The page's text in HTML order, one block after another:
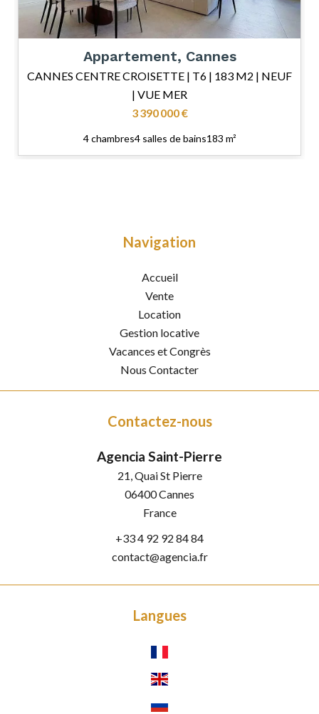
Appartement, Cannes
CANNES CENTRE CROISETTE | T6 | 183 M2 | NEUF
| VUE MER
3 390 000 €
4 chambres4 salles de bains183 m²
Navigation
Accueil
Vente
Location
Gestion locative
Vacances et Congrès
Nous Contacter
Contactez-nous
Agencia Saint-Pierre
21, Quai St Pierre
06400Cannes
France
+33 4 92 92 84 84
contact@agencia.fr
Langues